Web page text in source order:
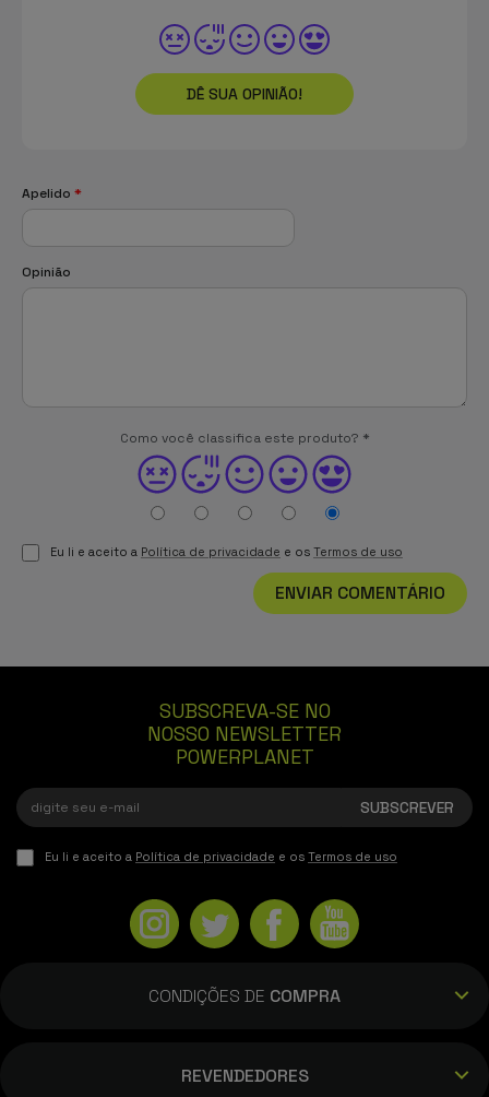
DÊ SUA OPINIÃO!
Apelido *
Opinião
Como você classifica este produto? *
Eu li e aceito a Política de privacidade e os Termos de uso
ENVIAR COMENTÁRIO
SUBSCREVA-SE NO
NOSSO NEWSLETTER
POWERPLANET
Eu li e aceito a Política de privacidade e os Termos de uso
CONDIÇÕES DE COMPRA
REVENDEDORES